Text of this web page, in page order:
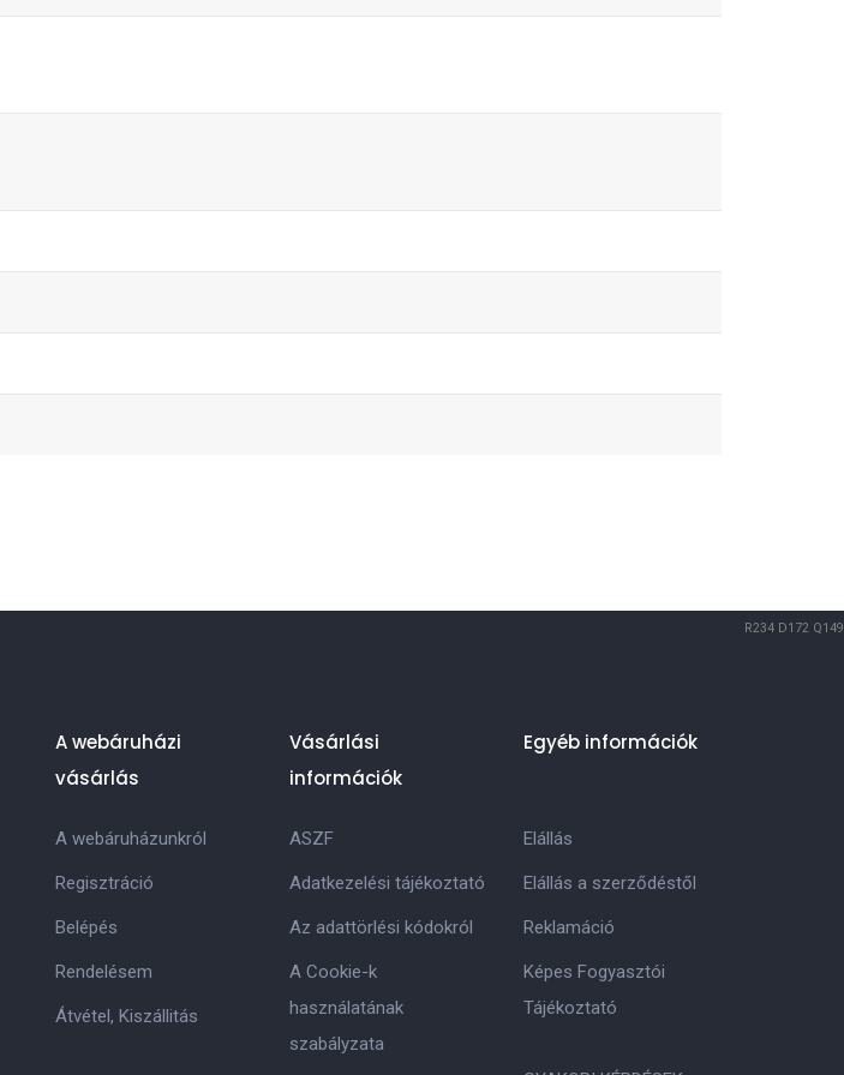
R234 D172 Q149
A webáruházi
vásárlás
A webáruházunkról
Regisztráció
Belépés
Rendelésem
Átvétel, Kiszállitás
Vásárlási
információk
ASZF
Adatkezelési tájékoztató
Az adattörlési kódokról
A Cookie-k
használatának
szabályzata
Egyéb információk
Elállás
Elállás a szerződéstől
Reklamáció
Képes Fogyasztói
Tájékoztató